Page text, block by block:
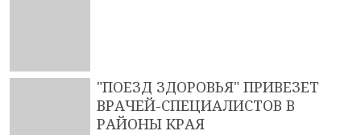
"ПОЕЗД ЗДОРОВЬЯ" ПРИВЕЗЕТ
ВРАЧЕЙ-СПЕЦИАЛИСТОВ В
РАЙОНЫ КРАЯ